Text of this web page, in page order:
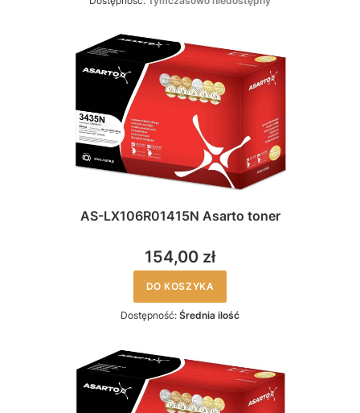
AS-LX106R01415N Asarto toner
154,00 zł
DO KOSZYKA
Dostępność: Średnia ilość